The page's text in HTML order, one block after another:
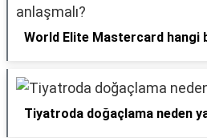
World Elite Mastercard hangi
Tiyatroda doğaçlama neden